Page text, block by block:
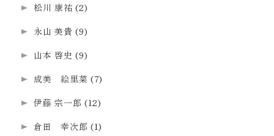
松川 康祐 (2)
永山 美貴 (9)
山本 啓史 (9)
成美 絵里菜 (7)
伊藤 宗一郎 (12)
倉田 幸次郎 (1)